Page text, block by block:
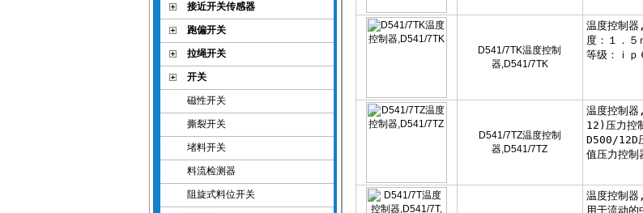
接近开关传感器
跑偏开关
拉绳开关
开关
磁性开关
撕裂开关
堵料开关
料流检测器
阻旋式料位开关
D541/7TK温度控制
器,D541/7TK
D541/7TZ温度控制
器,D541/7TZ